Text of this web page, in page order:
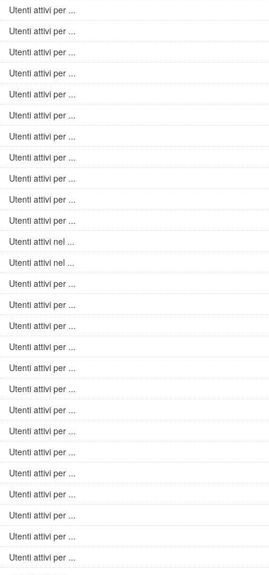
Utenti attivi per ...
Utenti attivi per ...
Utenti attivi per ...
Utenti attivi per ...
Utenti attivi per ...
Utenti attivi per ...
Utenti attivi per ...
Utenti attivi per ...
Utenti attivi per ...
Utenti attivi per ...
Utenti attivi per ...
Utenti attivi nel ...
Utenti attivi nel ...
Utenti attivi per ...
Utenti attivi per ...
Utenti attivi per ...
Utenti attivi per ...
Utenti attivi per ...
Utenti attivi per ...
Utenti attivi per ...
Utenti attivi per ...
Utenti attivi per ...
Utenti attivi per ...
Utenti attivi per ...
Utenti attivi per ...
Utenti attivi per ...
Utenti attivi per ...